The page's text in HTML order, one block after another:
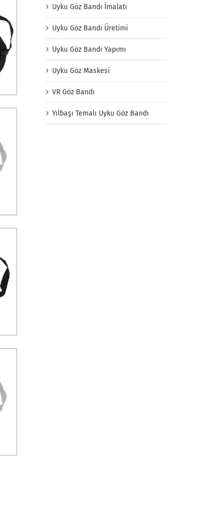
Uyku Göz Bandı İmalatı
Uyku Göz Bandı Üretimi
Uyku Göz Bandı Yapımı
Uyku Göz Maskesi
VR Göz Bandı
Yılbaşı Temalı Uyku Göz Bandı